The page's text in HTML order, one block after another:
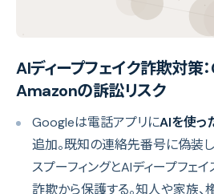
AIディープフェイク詐欺対策
Amazonの訴訟リスク
Googleは電話アプリにAIを使っ
追加。既知の連絡先番号に偽装
スプーフィングとAIディープフェ
詐欺から保護する。知人や家族